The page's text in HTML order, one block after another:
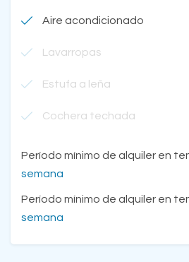
Aire acondicionado
Lavarropas
Estufa a leña
Cochera techada
Período mínimo de alquiler en
semana
Período mínimo de alquiler en
semana